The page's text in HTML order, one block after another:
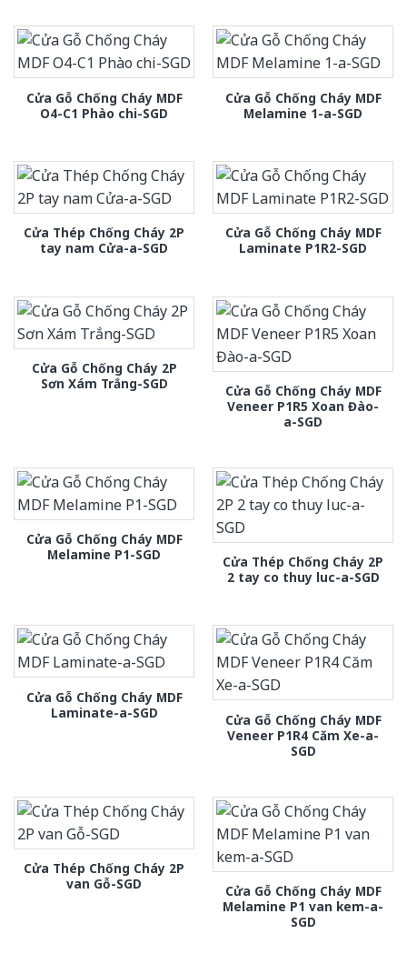
Cửa Gỗ Chống Cháy MDF
O4-C1 Phào chi-SGD
Cửa Gỗ Chống Cháy MDF
Melamine 1-a-SGD
Cửa Thép Chống Cháy 2P
tay nam Cửa-a-SGD
Cửa Gỗ Chống Cháy MDF
Laminate P1R2-SGD
Cửa Gỗ Chống Cháy 2P
Sơn Xám Trắng-SGD
Cửa Gỗ Chống Cháy MDF
Veneer P1R5 Xoan Đào-
a-SGD
Cửa Gỗ Chống Cháy MDF
Melamine P1-SGD
Cửa Thép Chống Cháy 2P
2 tay co thuy luc-a-SGD
Cửa Gỗ Chống Cháy MDF
Laminate-a-SGD
Cửa Gỗ Chống Cháy MDF
Veneer P1R4 Căm Xe-a-
SGD
Cửa Thép Chống Cháy 2P
van Gỗ-SGD
Cửa Gỗ Chống Cháy MDF
Melamine P1 van kem-a-
SGD